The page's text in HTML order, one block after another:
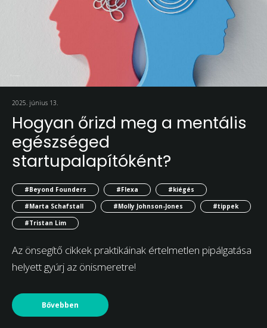
2025. június 13.
Hogyan őrizd meg a mentális
egészséged
startupalapítóként?
#Beyond Founders #Flexa
#kiégés
#Marta Schafstall
#Molly Johnson-Jones
#tippek
#Tristan Lim
Az önsegítő cikkek praktikáinak értelmetlen pipálgatása
helyett gyúrj az önismeretre!
Bővebben